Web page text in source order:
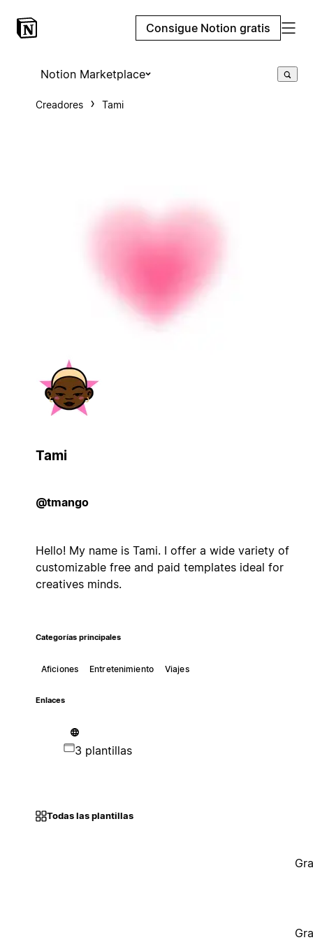
Consigue Notion gratis
Notion Marketplace
Creadores Tami
Tami
@tmango
Hello! My name is Tami. I offer a wide variety of
customizable free and paid templates ideal for
creatives minds.
Categorías principales
Aficiones Entretenimiento Viajes
Enlaces
3 plantillas
Todas las plantillas